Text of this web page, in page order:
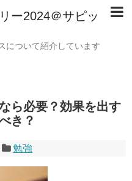
ー2024＠サピッ
について紹介しています
ら必要？効果を出す
き？
勉強